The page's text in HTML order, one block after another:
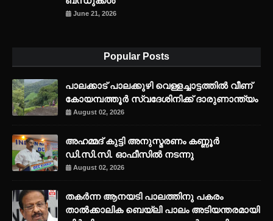
June 21, 2026
Popular Posts
പാലക്കാട് പാലക്കുഴി വെള്ളച്ചാട്ടത്തില്‍ വീണ്
കോയമ്പത്തൂര്‍ സ്വദേശിനിക്ക് ദാരുണാന്ത്യം
August 02, 2026
അഹമ്മദ് കുട്ടി അനുസ്മരണം കണ്ണൂർ
ഡി.സി.സി. ഓഫീസിൽ നടന്നു
August 02, 2026
തകർന്ന ആനയടി പാലത്തിനു പകരം
താൽക്കാലിക ബെയ്‌ലി പാലം അടിയന്തരമായി